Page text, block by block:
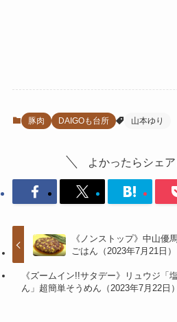
豚肉 DAIGOも台所 山本ゆり
よかったらシェア
《ノンストップ》中山優
ごはん（2023年7月21日）
《ズームイン!!サタデー》リュウジ「
ん」超簡単そうめん（2023年7月22日）